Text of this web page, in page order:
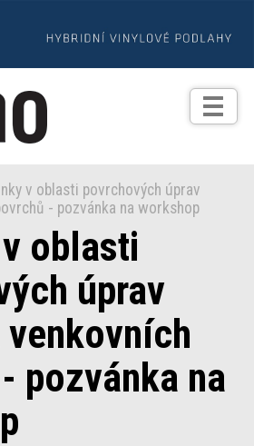
v oblasti povrchových úprav
- pozvánka na workshop
oblasti
úprav
pozvánka na